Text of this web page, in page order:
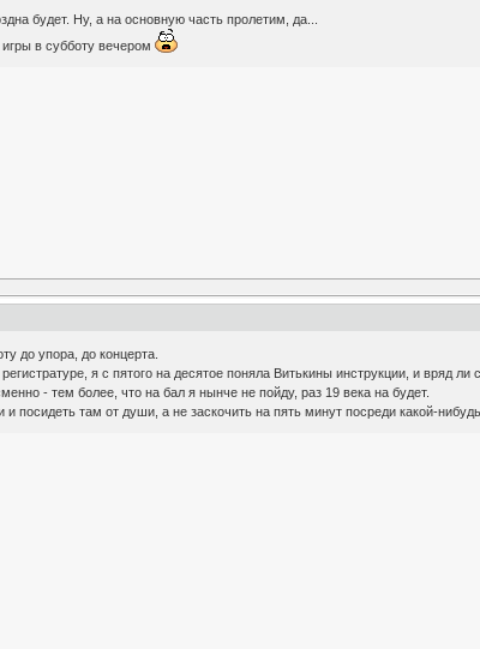
будет. Ну, а на основную часть пролетим, да...
в субботу вечером
до упора, до концерта.
я с пятого на десятое поняла Витькины инструкции, и вряд
- тем более, что на бал я нынче не пойду, раз 19 века на будет.
посидеть там от души, а не заскочить на пять минут посреди какой-